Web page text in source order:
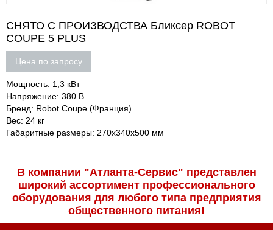
СНЯТО С ПРОИЗВОДСТВА Бликсер ROBOT
COUPE 5 PLUS
Цена по запросу
Мощность: 1,3 кВт
Напряжение: 380 В
Бренд: Robot Coupe (Франция)
Вес: 24 кг
Габаритные размеры: 270х340х500 мм
В компании "Атланта-Сервис" представлен
широкий ассортимент профессиональ­ного
оборудования для любого типа предприятия
общественного питания!